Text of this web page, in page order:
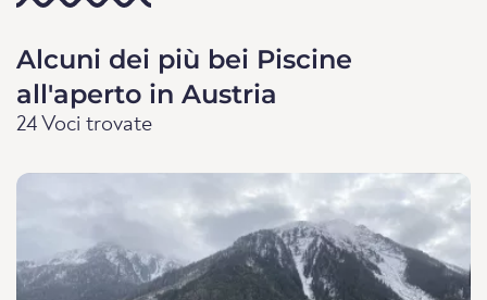
Alcuni dei più bei Piscine
all'aperto in Austria
24 Voci trovate